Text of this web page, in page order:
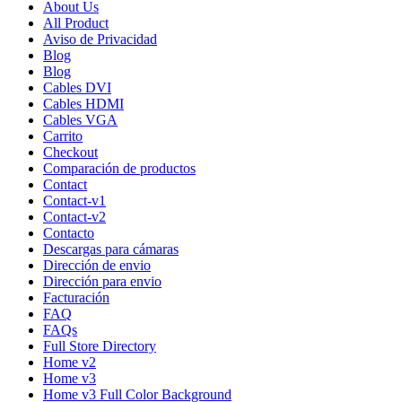
About Us
All Product
Aviso de Privacidad
Blog
Blog
Cables DVI
Cables HDMI
Cables VGA
Carrito
Checkout
Comparación de productos
Contact
Contact-v1
Contact-v2
Contacto
Descargas para cámaras
Dirección de envio
Dirección para envio
Facturación
FAQ
FAQs
Full Store Directory
Home v2
Home v3
Home v3 Full Color Background